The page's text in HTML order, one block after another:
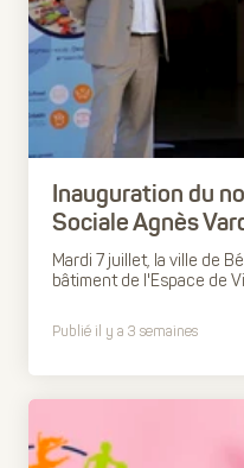
Inauguration du
Sociale Agnès
Mardi 7 juillet, la ville de
bâtiment de l'Espace de
Publié il y a 3 semaines